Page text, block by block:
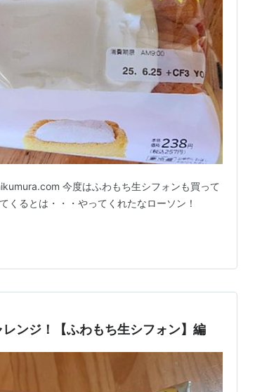
今度はふわもち生シフォンも買って
くるとは・・・やってくれたなローソン！
ンジ！【ふわもち生シフォン】編